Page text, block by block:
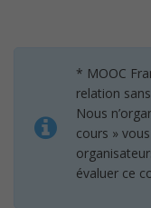
* MOOC
relation
Nous
cours »
évaluer ce